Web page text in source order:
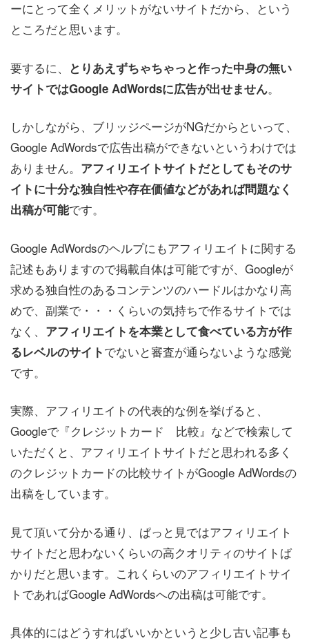
ーにとって全くメリットがないサイトだから、という
ところだと思います。
要するに、
とりあえずちゃちゃっと作った中身の無い
サイトではGoogle AdWordsに広告が出せません。
しかしながら、ブリッジページがNGだからといって、
Google AdWordsで広告出稿ができないというわけでは
ありません。 アフィリエイトサイトだとしてもそのサ
イトに十分な独自性や存在価値などがあれば問題なく
出稿が可能です。
Google AdWordsのヘルプにもアフィリエイトに関する
記述もありますので掲載自体は可能ですが、Googleが
求める独自性のあるコンテンツのハードルはかなり高
めで、副業で・・・くらいの気持ちで作るサイトでは
なく、 アフィリエイトを本業として食べている方が作
るレベルのサイトでないと審査が通らないような感覚
です。
実際、アフィリエイトの代表的な例を挙げると、
Googleで『クレジットカード 比較』などで検索して
いただくと、アフィリエイトサイトだと思われる多く
のクレジットカードの比較サイトがGoogle AdWordsの
出稿をしています。
見て頂いて分かる通り、ぱっと見ではアフィリエイト
サイトだと思わないくらいの高クオリティのサイトば
かりだと思います。これくらいのアフィリエイトサイ
トであればGoogle AdWordsへの出稿は可能です。
具体的にはどうすればいいかというと少し古い記事も